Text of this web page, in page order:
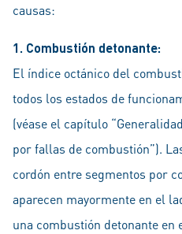
causas:
1. Combustión detonante:
El índice octánico del
todos los estados de
(véase el capítulo
por fallas de combustión”).
cordón entre segmentos por
aparecen mayormente en el
una combustión detonante en